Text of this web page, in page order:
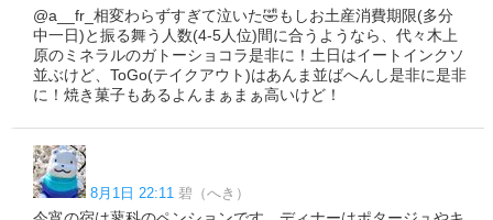
@a__fr_相変わらずすぎて泣いた🤣もしお土産消費期限(多分
中一日)と振る舞う人数(4-5人位)間に合うようなら、代々木上
原のミネラルのガトーショコラ是非に！土日はイートインクソ
並ぶけど、ToGo(テイクアウト)はあんま並ばへんし是非に是非
に！焼き菓子もあるよんまぁまぁ高いけど！
8月1日 22:11 碧（へき）